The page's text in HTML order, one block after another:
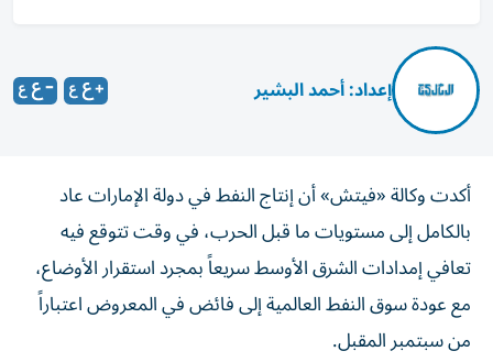
إعداد: أحمد البشير
أكدت وكالة «فيتش» أن إنتاج النفط في دولة الإمارات عاد
بالكامل إلى مستويات ما قبل الحرب، في وقت تتوقع فيه
تعافي إمدادات الشرق الأوسط سريعاً بمجرد استقرار الأوضاع،
مع عودة سوق النفط العالمية إلى فائض في المعروض اعتباراً
من سبتمبر المقبل.